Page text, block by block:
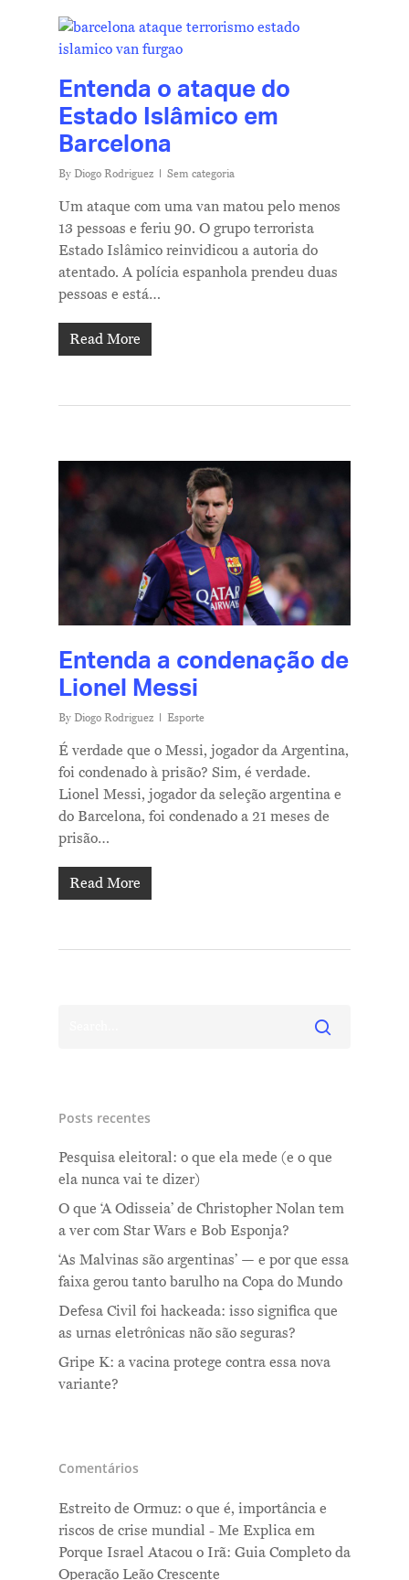
Entenda o ataque do
Estado Islâmico em
Barcelona
By Diogo Rodriguez Sem categoria
Um ataque com uma van matou pelo menos
13 pessoas e feriu 90. O grupo terrorista
Estado Islâmico reinvidicou a autoria do
atentado. A polícia espanhola prendeu duas
pessoas e está…
Read More
Entenda a condenação de
Lionel Messi
By Diogo Rodriguez Esporte
É verdade que o Messi, jogador da Argentina,
foi condenado à prisão? Sim, é verdade.
Lionel Messi, jogador da seleção argentina e
do Barcelona, foi condenado a 21 meses de
prisão…
Read More
Posts recentes
Pesquisa eleitoral: o que ela mede (e o que
ela nunca vai te dizer)
O que ‘A Odisseia’ de Christopher Nolan tem
a ver com Star Wars e Bob Esponja?
‘As Malvinas são argentinas’ — e por que essa
faixa gerou tanto barulho na Copa do Mundo
Defesa Civil foi hackeada: isso significa que
as urnas eletrônicas não são seguras?
Gripe K: a vacina protege contra essa nova
variante?
Comentários
Estreito de Ormuz: o que é, importância e
riscos de crise mundial - Me Explica em
Porque Israel Atacou o Irã: Guia Completo da
Operação Leão Crescente